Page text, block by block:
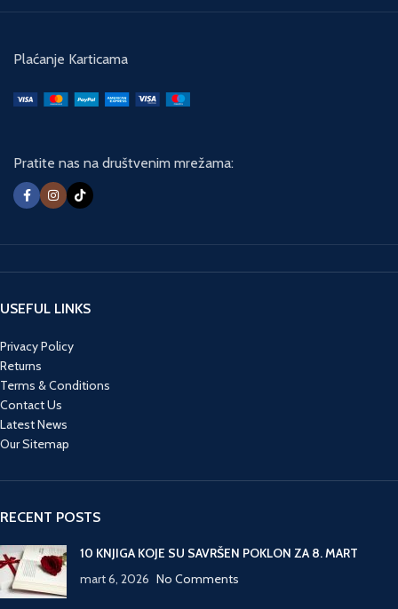
Plaćanje Karticama
Pratite nas na društvenim mrežama:
USEFUL LINKS
Privacy Policy
Returns
Terms & Conditions
Contact Us
Latest News
Our Sitemap
RECENT POSTS
10 KNJIGA KOJE SU SAVRŠEN POKLON ZA 8. MART
mart 6, 2026 No Comments